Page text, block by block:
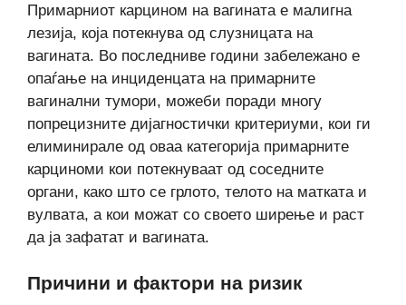
Примарниот карцином на вагината е малигна
лезија, која потекнува од слузницата на
вагината. Во последниве години забележано е
опаѓање на инциденцата на примарните
вагинални тумори, можеби поради многу
попрецизните дијагностички критериуми, кои ги
елиминирале од оваа категорија примарните
карциноми кои потекнуваат од соседните
органи, како што се грлото, телото на матката и
вулвата, а кои можат со своето ширење и раст
да ја зафатат и вагината.
Причини и фактори на ризик